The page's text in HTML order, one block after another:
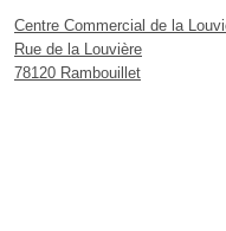
Centre Commercial de la
Rue de la Louvière
78120 Rambouillet